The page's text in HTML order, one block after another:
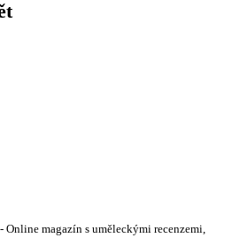
magazín s uměleckými recenzemi,